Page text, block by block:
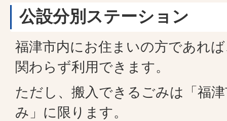
公設分別ステーション
福津市内にお住まいの方であれ
関わらず利用できます。
ただし、搬入できるごみは「福
み」に限ります。